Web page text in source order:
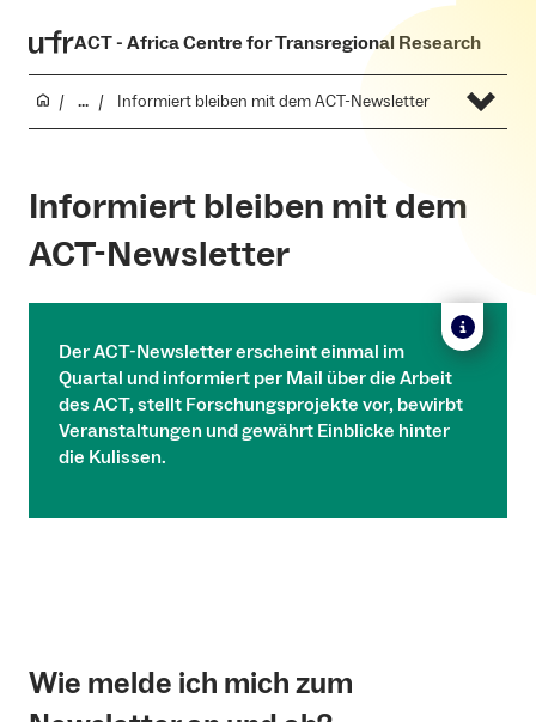
ACT - Africa Centre for Transregional Research
... Informiert bleiben mit dem ACT-Newsletter
Informiert bleiben mit dem
ACT-Newsletter
Der ACT-Newsletter erscheint einmal im
Quartal und informiert per Mail über die Arbeit
des ACT, stellt Forschungsprojekte vor, bewirbt
Veranstaltungen und gewährt Einblicke hinter
die Kulissen.
Wie melde ich mich zum